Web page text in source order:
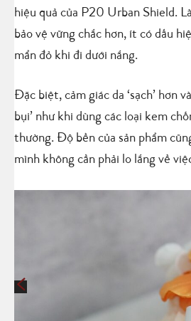
hiệu quả của P20 Urban Shield.
bảo vệ vững chắc hơn, ít có dấu
mẩn đỏ khi đi dưới nắng.
Đặc biệt, cảm giác da ‘sạch’ hơn
bụi’ như khi dùng các loại kem
thường. Độ bền của sản phẩm
mình không cần phải lo lắng về